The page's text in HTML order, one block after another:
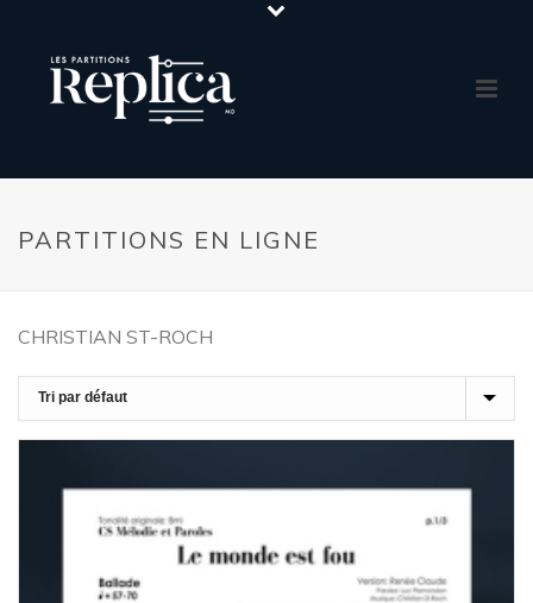
PARTITIONS EN LIGNE
CHRISTIAN ST-ROCH